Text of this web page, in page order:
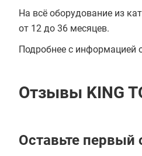
На всё оборудование из
от 12 до 36 месяцев.
Подробнее с информацией
Отзывы KING
Оставьте первый